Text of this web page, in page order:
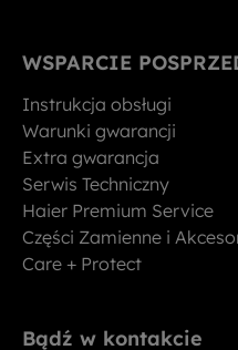
WSPARCIE
Instrukcja obsługi
Warunki gwarancji
Extra gwarancja
Serwis Techniczny
Haier Premium Service
Części Zamienne i
Care + Protect
Bądź w kontakcie